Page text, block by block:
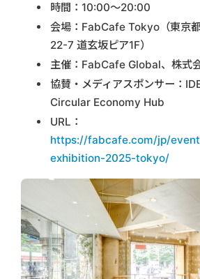
時間：10:00〜20:00
会場：FabCafe Tokyo（東京
22-7 道玄坂ピア1F）
主催：FabCafe Global、株式
協賛・メディアスポンサー：
Circular Economy Hub
URL：
https://fabcafe.com/jp/
exhibition-2025-tokyo/